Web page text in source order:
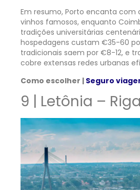
Em resumo, Porto encanta com
vinhos famosos, enquanto
tradições universitárias
hospedagens custam €35-60
tradicionais saem por €8-12, e
cobre extensas redes urbanas
Como escolher | Seguro
9 | Letônia – Riga